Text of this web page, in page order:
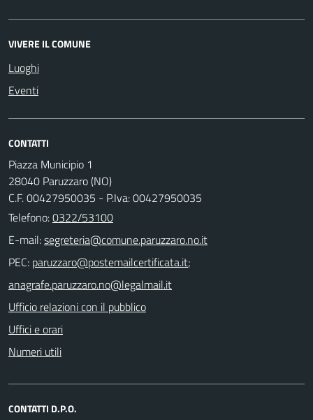
VIVERE IL COMUNE
Luoghi
Eventi
CONTATTI
Piazza Municipio 1
28040 Paruzzaro (NO)
C.F. 00427950035 - P.Iva: 00427950035
Telefono:0322/53100
E-mail:
PEC:
;
Ufficio relazioni con il pubblico
Uffici e orari
Numeri utili
CONTATTI D.P.O.